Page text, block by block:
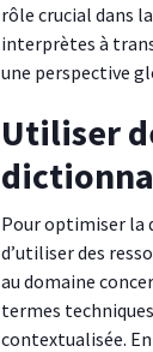
rôle crucial dans
interprètes à
une perspective
Utiliser
Pour optimiser la
d’utiliser des
au domaine
termes
contextualisée.